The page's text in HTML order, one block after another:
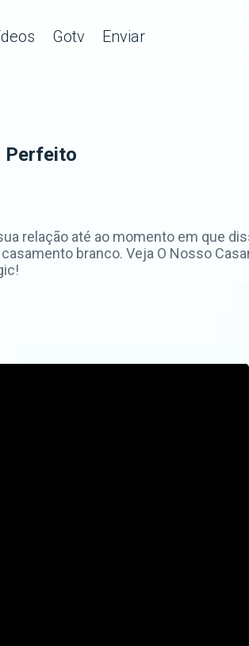
Gotv Enviar
Perfeito
relação até ao momento em que
branco. Veja O Nosso